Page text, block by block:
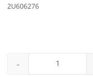
2U606276
-